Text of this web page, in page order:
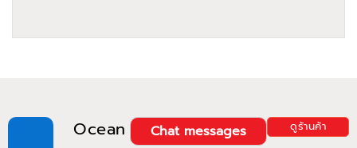
Ocean ดูร้านค้า
Chat messages